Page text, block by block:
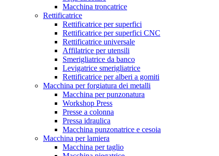
Macchina troncatrice
Rettificatrice
Rettificatrice per superfici
Rettificatrice per superfici CNC
Rettificatrice universale
Affilatrice per utensili
Smerigliatrice da banco
Levigatrice smerigliatrice
Rettificatrice per alberi a gomiti
Macchina per forgiatura dei metalli
Macchina per punzonatura
Workshop Press
Presse a colonna
Pressa idraulica
Macchina punzonatrice e cesoia
Macchina per lamiera
Macchina per taglio